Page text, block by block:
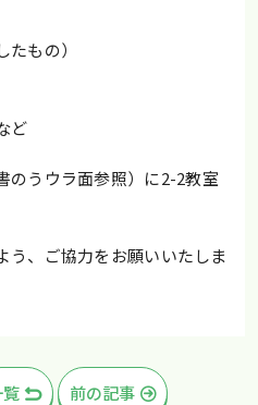
もの）
ど
のうウラ面参照）に2-2教室
う、ご協力をお願いいたしま
前の記事